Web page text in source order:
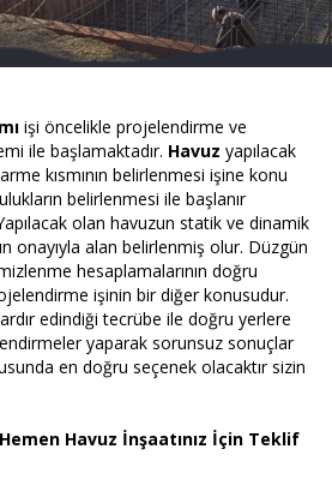
işi öncelikle projelendirme ve
ile başlamaktadır. Havuz yapılacak
kısmının belirlenmesi işine konu
belirlenmesi ile başlanır
olan havuzun statik ve dinamik
onayıyla alan belirlenmiş olur. Düzgün
hesaplamalarının doğru
işinin bir diğer konusudur.
edindiği tecrübe ile doğru yerlere
yaparak sorunsuz sonuçlar
en doğru seçenek olacaktır sizin
Havuz İnşaatınız İçin Teklif